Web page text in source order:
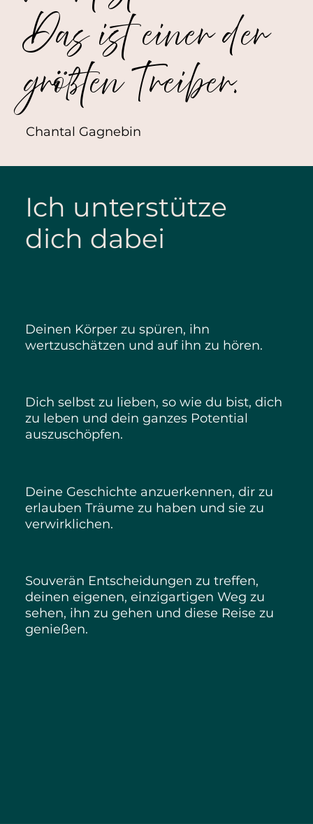
Das ist einer der
größten Treiber.
Chantal Gagnebin
Ich unterstütze
dich dabei
Deinen Körper zu spüren, ihn
wertzuschätzen und auf ihn zu hören.
Dich selbst zu lieben, so wie du bist, dich
zu leben und dein ganzes Potential
auszuschöpfen.
Deine Geschichte anzuerkennen, dir zu
erlauben Träume zu haben und sie zu
verwirklichen.
Souverän Entscheidungen zu treffen,
deinen eigenen, einzigartigen Weg zu
sehen, ihn zu gehen und diese Reise zu
genießen.